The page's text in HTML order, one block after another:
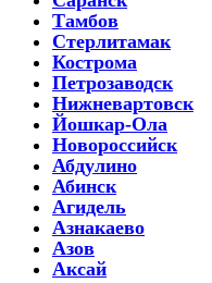
Тамбов
Стерлитамак
Кострома
Петрозаводск
Нижневартовск
Йошкар-Ола
Новороссийск
Абдулино
Абинск
Агидель
Азнакаево
Азов
Аксай